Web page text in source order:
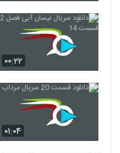
۰۰:۲۲
۰۱:۰۴